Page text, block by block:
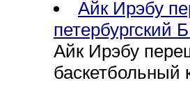
Айк Ирэбу
петербургский
Айк Ирэбу
баскетбольный